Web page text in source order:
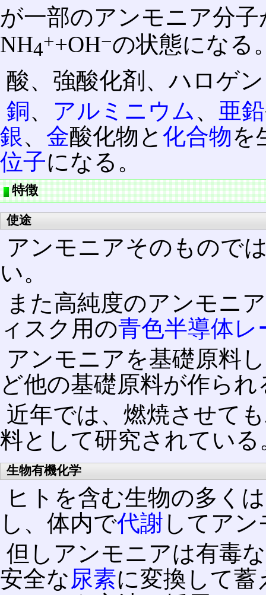
が一部のアンモニア分
NH4++OH−の状態になる
酸、強酸化剤、ハロゲ
銅、 アルミニウム 、 亜鉛
銀、 金酸化物と 化合物を
位子になる。
特徴
使途
アンモニアそのもので
い。
また高純度のアンモニ
ィスク用の青色半導体レ
アンモニアを基礎原料
ど他の基礎原料が作られ
近年では、燃焼させて
料として研究されている
生物有機化学
ヒトを含む生物の多く
し、体内で代謝 してア
但しアンモニアは有毒
安全な尿素に変換して